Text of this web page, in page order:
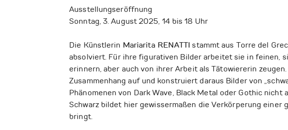
Ausstellungseröffnung
Sonntag, 3. August 2025, 14 bis 18 Uhr
Die Künstlerin Mariarita RENATTI stammt aus Torre del
absolviert. Für ihre figurativen Bilder arbeitet sie in feinen,
erinnern, aber auch von ihrer Arbeit als Tätowiererin
Zusammenhang auf und konstruiert daraus Bilder von
Phänomenen von Dark Wave, Black Metal oder Gothic
Schwarz bildet hier gewissermaßen die Verkörperung einer
bringt.